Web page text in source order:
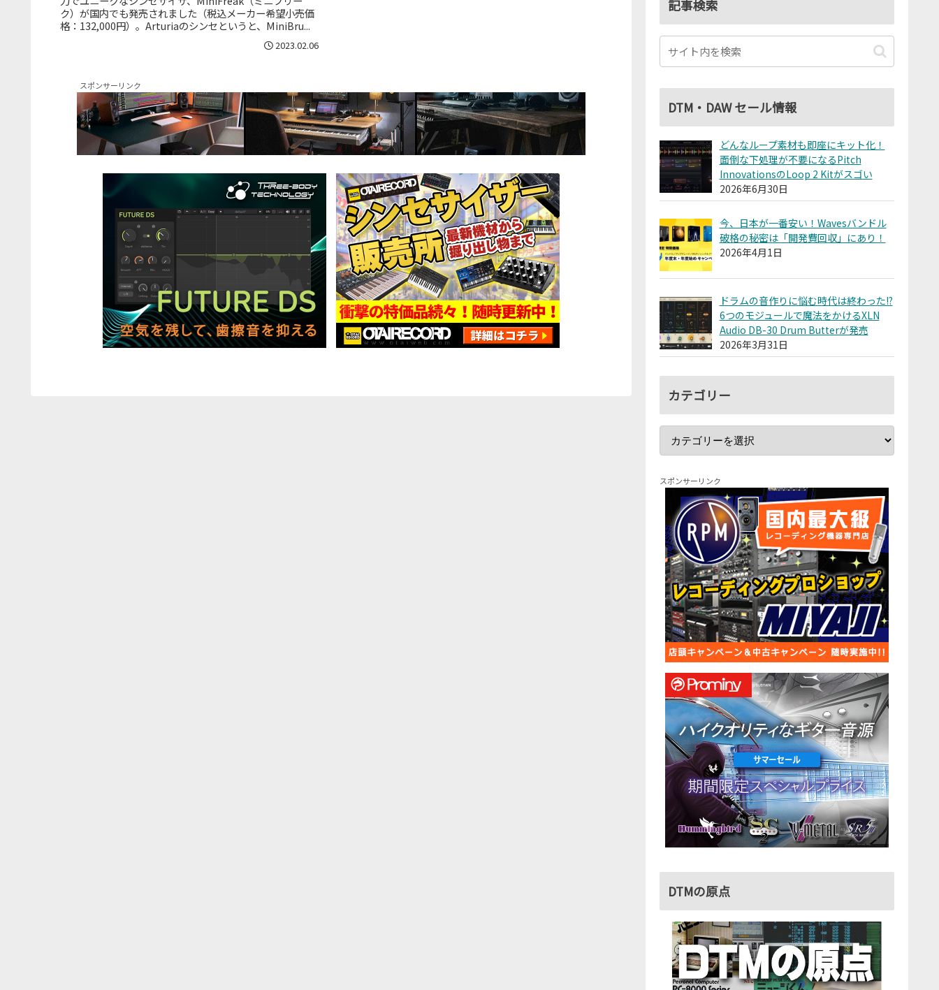
ク）が国内でも発売されました（税込メーカー希望小売価
格：132,000円）。Arturiaのシンセというと、MiniBru...
2023.02.06
スポンサーリンク
記事検索
DTM・DAW セール情報
どんなループ素材も即座にキット化！
面倒な下処理が不要になるPitch
InnovationsのLoop 2 Kitがスゴい
2026年6月30日
今、日本が一番安い！Wavesバンドル
破格の秘密は「開発費回収」にあり！
2026年4月1日
ドラムの音作りに悩む時代は終わった!?
6つのモジュールで魔法をかけるXLN
Audio DB-30 Drum Butterが発売
2026年3月31日
カテゴリー
スポンサーリンク
DTMの原点